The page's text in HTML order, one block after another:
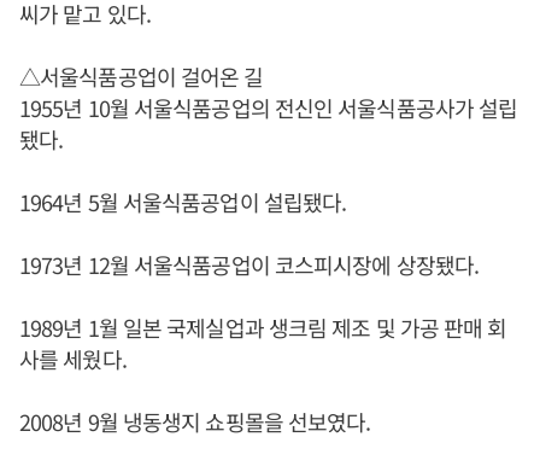
씨가 맡고 있다.
△서울식품공업이 걸어온 길
1955년 10월 서울식품공업의 전신인 서울식품공사가 설립
됐다.
1964년 5월 서울식품공업이 설립됐다.
1973년 12월 서울식품공업이 코스피시장에 상장됐다.
1989년 1월 일본 국제실업과 생크림 제조 및 가공 판매 회
사를 세웠다.
2008년 9월 냉동생지 쇼핑몰을 선보였다.